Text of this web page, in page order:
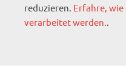
reduzieren. Erfahre,
verarbeitet werden..